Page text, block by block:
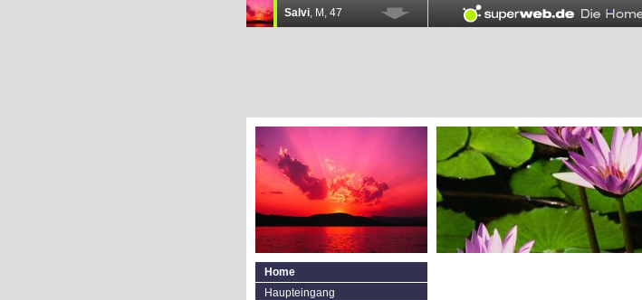
Home
Haupteingang